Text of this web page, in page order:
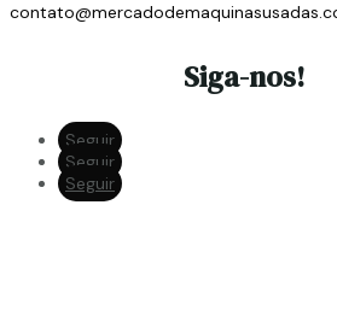
Siga-nos!
Seguir
Seguir
Seguir